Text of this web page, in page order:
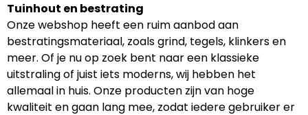
Tuinhout en bestrating
Onze webshop heeft een ruim aanbod aan
bestratingsmateriaal, zoals grind, tegels, klinkers en
meer. Of je nu op zoek bent naar een klassieke
uitstraling of juist iets moderns, wij hebben het
allemaal in huis. Onze producten zijn van hoge
kwaliteit en gaan lang mee, zodat iedere gebruiker er